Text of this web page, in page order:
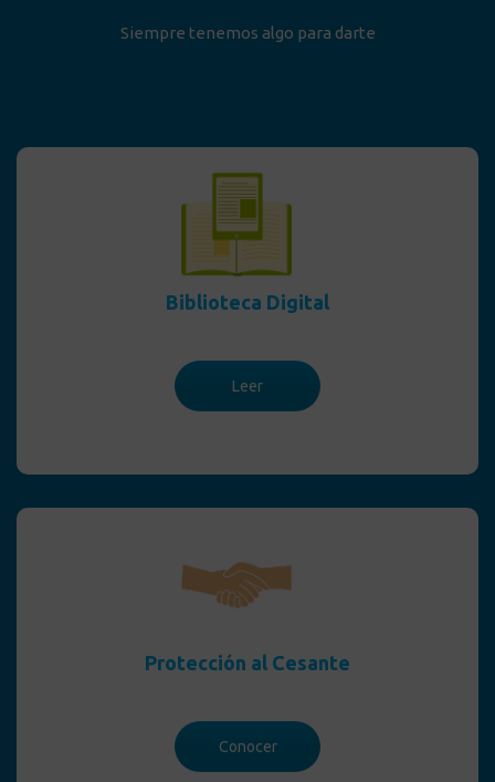
Siempre tenemos algo para darte
Biblioteca Digital
Leer
Protección al Cesante
Conocer